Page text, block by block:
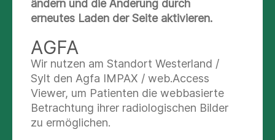
Hinweis: Wie geht es nach dem Eingriff / der
akuten Behandlung für den Patienten weiter, wie
sichern Sie eine möglichst nahtlose und gute
Nachsorge: wann kann er nach Hause, muss er
zur Nachuntersuchung in die Klinik kommen oder
übernimmt der niedergelassene Haus- oder
Facharzt, empfiehlt sich eine AHB, was ist bei
Medikamenten zu beachten, etc.
ändern und die Änderung durch
erneutes Laden der Seite aktivieren.
AGFA
Wir nutzen am Standort Westerland /
Sylt den Agfa IMPAX / web.Access
Viewer, um Patienten die webbasierte
Betrachtung ihrer radiologischen Bilder
zu ermöglichen.